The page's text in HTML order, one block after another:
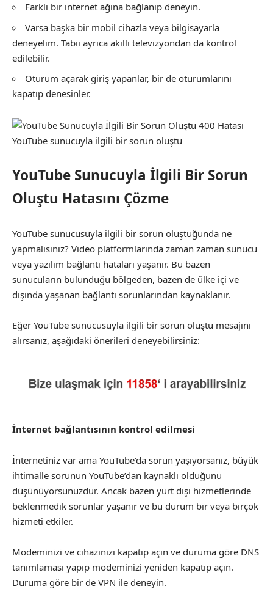
Farklı bir internet ağına bağlanıp deneyin.
Varsa başka bir mobil cihazla veya bilgisayarla
deneyelim. Tabii ayrıca akıllı televizyondan da kontrol
edilebilir.
Oturum açarak giriş yapanlar, bir de oturumlarını
kapatıp denesinler.
YouTube sunucuyla ilgili bir sorun oluştu
YouTube Sunucuyla İlgili Bir Sorun
Oluştu Hatasını Çözme
YouTube sunucusuyla ilgili bir sorun oluştuğunda ne
yapmalısınız? Video platformlarında zaman zaman sunucu
veya yazılım bağlantı hataları yaşanır. Bu bazen
sunucuların bulunduğu bölgeden, bazen de ülke içi ve
dışında yaşanan bağlantı sorunlarından kaynaklanır.
Eğer YouTube sunucusuyla ilgili bir sorun oluştu mesajını
alırsanız, aşağıdaki önerileri deneyebilirsiniz:
İnternet bağlantısının kontrol edilmesi
İnternetiniz var ama YouTube’da sorun yaşıyorsanız, büyük
ihtimalle sorunun YouTube’dan kaynaklı olduğunu
düşünüyorsunuzdur. Ancak bazen yurt dışı hizmetlerinde
beklenmedik sorunlar yaşanır ve bu durum bir veya birçok
hizmeti etkiler.
Modeminizi ve cihazınızı kapatıp açın ve duruma göre DNS
tanımlaması yapıp modeminizi yeniden kapatıp açın.
Duruma göre bir de VPN ile deneyin.